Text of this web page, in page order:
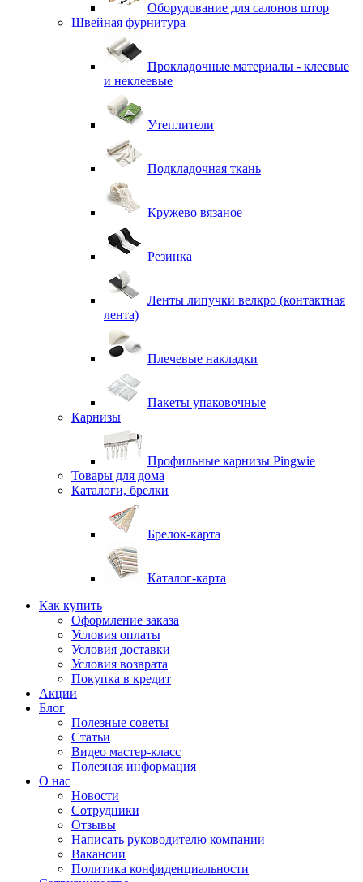
Оборудование для салонов штор
Швейная фурнитура
Прокладочные материалы - клеевые
и неклеевые
Утеплители
Подкладочная ткань
Кружево вязаное
Резинка
Ленты липучки велкро (контактная
лента)
Плечевые накладки
Пакеты упаковочные
Карнизы
Профильные карнизы Pingwie
Товары для дома
Каталоги, брелки
Брелок-карта
Каталог-карта
Как купить
Оформление заказа
Условия оплаты
Условия доставки
Условия возврата
Покупка в кредит
Акции
Блог
Полезные советы
Статьи
Видео мастер-класс
Полезная информация
О нас
Новости
Сотрудники
Отзывы
Написать руководителю компании
Вакансии
Политика конфиденциальности